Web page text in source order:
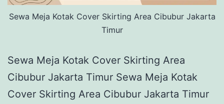
Sewa Meja Kotak Cover Skirting Area Cibubur Jakarta
Timur
Sewa Meja Kotak Cover Skirting Area
Cibubur Jakarta Timur Sewa Meja Kotak
Cover Skirting Area Cibubur Jakarta Timur